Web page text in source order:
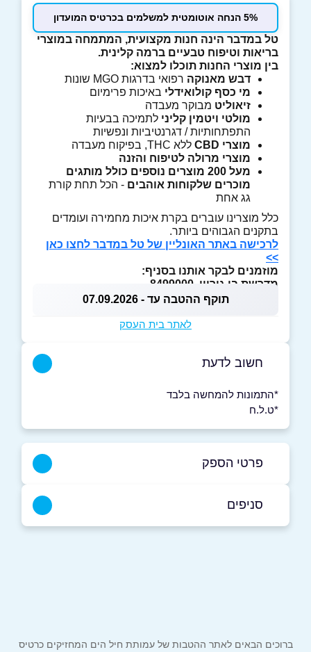
5% הנחה אוטומטית למשלמים בכרטיס המועדון
טל במדבר הינה חנות מקצועית, המתמחה במוצרי
בריאות וטיפוח טבעיים ברמה קלינית.
בין מוצרי החנות תוכלו למצוא:
דבש מאנוקה רפואי בדרגות MGO שונות
מי כסף קולואידלי באיכות פרימיום
זיאוליט מבוקר מעבדה
מולטי ויטמין קליני לתמיכה בבעיות
התפתחותיות / דגרנטיביות ונפשיות
מוצרי
ללא THC, בפיקוח מעבדה
מוצרי מרולה לטיפוח והזנה
מעל 200 מוצרים נוספים כולל מותגים
מוכרים שלקוחות אוהבים - הכל תחת קורת
גג אחת
כלל מוצרינו עוברים בקרת איכות מחמירה ועומדים
בתקנים הגבוהים ביותר.
לרכישה באתר האונליין של טל במדבר לחצו כאן
>>
מוזמנים לבקר אותנו בסניף:
מדרשת בן גוריון, 8499000
תוקף ההטבה עד - 07.09.2026
לאתר בית העסק
חשוב לדעת
*התמונות להמחשה בלבד
*ט.ל.ח
פרטי הספק
באתר
טלפון*
סניפים
ברוכים הבאים לאתר ההטבות של עמותת חיל הים המחזיקים כרטיס